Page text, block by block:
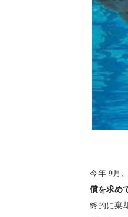
今年 9月、
償を求め
終的に棄